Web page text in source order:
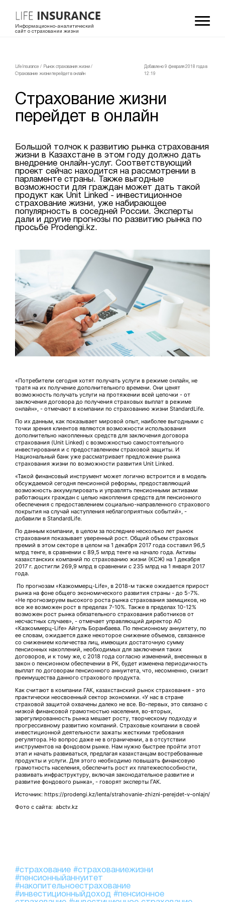
Информационно-аналитический
сайт о страховании жизни
LifeInsurance / Рынок страхования жизни /
Страхование жизни перейдет в онлайн
Добавлено 9 февраля 2018 года в
12:19
Страхование жизни
перейдет в онлайн
Большой толчок к развитию рынка страхования
жизни в Казахстане в этом году должно дать
внедрение онлайн-услуг. Соответствующий
проект сейчас находится на рассмотрении в
парламенте страны. Также выгодные
возможности для граждан может дать такой
продукт как Unit Linked - инвестиционное
страхование жизни, уже набирающее
популярность в соседней России. Эксперты
дали и другие прогнозы по развитию рынка по
просьбе Prodengi.kz.
«Потребители сегодня хотят получать услуги в режиме онлайн, не
тратя на их получение дополнительного времени. Они ценят
возможность получать услуги на протяжении всей цепочки - от
заключения договора до получения страховых выплат в режиме
онлайн», - отмечают в компании по страхованию жизни StandardLife.
По их данным, как показывает мировой опыт, наиболее выгодными с
точки зрения клиентов являются возможности использования
дополнительно накопленных средств для заключения договора
страхования (Unit Linked) с возможностью самостоятельного
инвестирования и с предоставлением страховой защиты. И
Национальный банк уже рассматривает предложение рынка
страхования жизни по возможности развития Unit Linked.
«Такой финансовый инструмент может логично встроится и в модель
обсуждаемой сегодня пенсионной реформы, предоставляющий
возможность аккумулировать и управлять пенсионными активами
работающих граждан с целью накопления средств для пенсионного
обеспечения с предоставлением социально-направленного страхового
покрытия на случай наступления неблагоприятных событий», -
добавили в StandardLife.
По данным компании, в целом за последние несколько лет рынок
страхования показывает уверенный рост. Общий объем страховых
премий в этом секторе в целом на 1 декабря 2017 года составил 96,5
млрд тенге, в сравнении с 89,5 млрд тенге на начало года. Активы
казахстанских компаний по страхованию жизни (КСЖ) на 1 декабря
2017 г. достигли 269,9 млрд в сравнении с 235 млрд на 1 января 2017
года.
По прогнозам «Казкоммерц-Life», в 2018-м также ожидается прирост
рынка на фоне общего экономического развития страны - до 5-7%.
«Не прогнозируем высокого роста рынка страхования заемщиков, но
все же возможен рост в пределах 7-10%. Также в пределах 10-12%
возможен рост рынка обязательного страхования работников от
несчастных случаев», - отмечает управляющий директор АО
«Казкоммерц-Life» Айгуль Боранбаева. По пенсионному аннуитету, по
ее словам, ожидается даже некоторое снижение объемов, связанное
со снижением количества лиц, имеющих достаточную сумму
пенсионных накоплений, необходимых для заключения таких
договоров, и к тому же, с 2018 года согласно изменений, внесенных в
закон о пенсионном обеспечении в РК, будет изменена периодичность
выплат по договорам пенсионного аннуитета, что, несомненно, снизит
преимущества данного страхового продукта.
Как считают в компании ГАК, казахстанский рынок страхования - это
практически неосвоенный сектор экономики. «У нас в стране
страховой защитой охвачены далеко не все. Во-первых, это связано с
низкой финансовой грамотностью населения, во-вторых,
зарегулированность рынка мешает росту, творческому подходу и
прогрессивному развитию компаний. Страховые компании в своей
инвестиционной деятельности зажаты жесткими требования
регулятора. Но вопрос даже не в ограничении, а в отсутствии
инструментов на фондовом рынке. Нам нужно быстрее пройти этот
этап и начать развиваться, предлагая казахстанцам востребованные
продукты и услуги. Для этого необходимо повышать финансовую
грамотность населения, обеспечить рост их платежеспособности,
развивать инфраструктуру, включая законодательное развитие и
развитие фондового рынка», - говорят эксперты ГАК.
Источник: https://prodengi.kz/lenta/strahovanie-zhizni-perejdet-v-onlajn/
Фото с сайта: abctv.kz
#страхование #страхованиежизни
#пенсионныйаннуитет
#накопительноестрахование
#инвестиционныйдоход #пенсионное